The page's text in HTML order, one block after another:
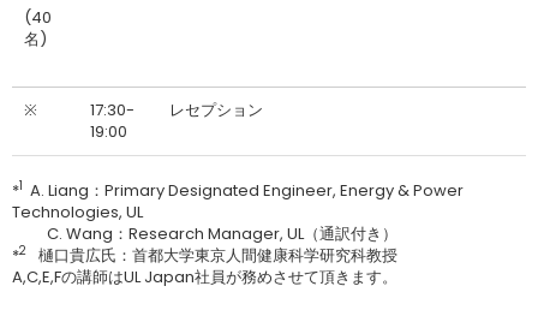
(40
名)
※
17:30-
19:00
レセプション
*1
A. Liang：Primary Designated Engineer, Energy & Power
Technologies, UL
C. Wang：Research Manager, UL（通訳付き）
*2
樋口貴広氏：首都大学東京人間健康科学研究科教授
A,C,E,Fの講師はUL Japan社員が務めさせて頂きます。